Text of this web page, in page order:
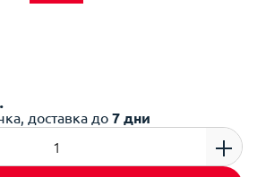
доставка до7 дни